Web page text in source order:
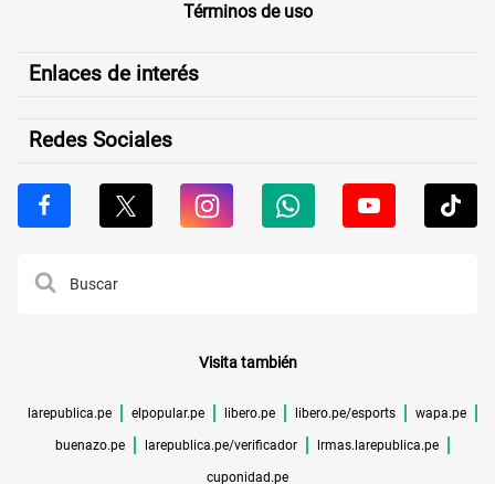
Términos de uso
Enlaces de interés
Redes Sociales
Visita también
larepublica.pe elpopular.pe libero.pe libero.pe/esports wapa.pe
buenazo.pe larepublica.pe/verificador lrmas.larepublica.pe
cuponidad.pe